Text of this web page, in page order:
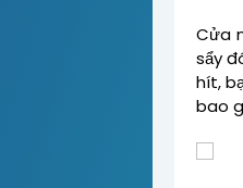
Cửa
sẩy
hít,
bao